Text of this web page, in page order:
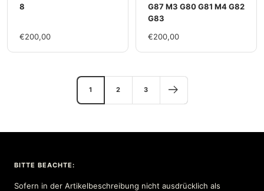
8
Im
€200,00
G87 M3 G80 G81 M4 G82
G83
Im
€200,00
1 2 3
BITTE BEACHTE:
Sofern in der Artikelbeschreibung nicht ausdrücklich als